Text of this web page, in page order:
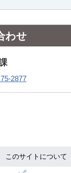
わせ
2877
このサイトについて